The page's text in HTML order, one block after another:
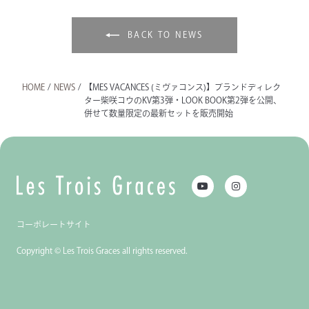
BACK TO NEWS
HOME / NEWS /
【MES VACANCES (ミヴァコンス)】ブランドディレク
ター柴咲コウのKV第3弾・LOOK BOOK第2弾を公開、
併せて数量限定の最新セットを販売開始
コーポレートサイト
Copyright © Les Trois Graces all rights reserved.